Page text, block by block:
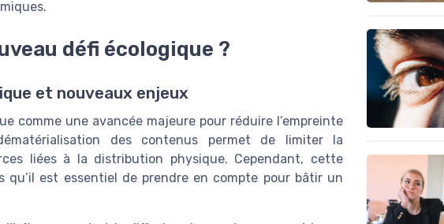
défi écologique ?
et nouveaux enjeux
comme une avancée majeure pour réduire l’empreinte
des contenus permet de limiter la
liées à la distribution physique. Cependant, cette
qu’il est essentiel de prendre en compte pour bâtir un